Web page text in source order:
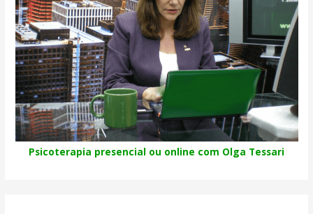
Psicoterapia presencial ou online com Olga Tessari